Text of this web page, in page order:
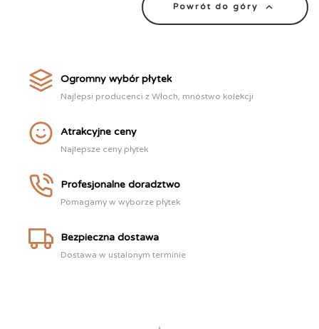
Powrót do góry 
Ogromny wybór płytek
Najlepsi producenci z Włoch, mnóstwo kolekcji
Atrakcyjne ceny
Najlepsze ceny płytek
Profesjonalne doradztwo
Pomagamy w wyborze płytek
Bezpieczna dostawa
Dostawa w ustalonym terminie